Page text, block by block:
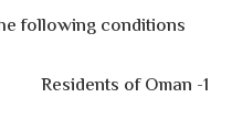
following conditions:
1- Residents of Oman